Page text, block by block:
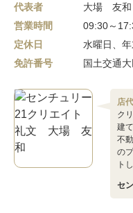
代表者
大場 友和
営業時間
09:30～
定休日
水曜日、
免許番号
国土交通
店
ク
建
不
の
ト
セ